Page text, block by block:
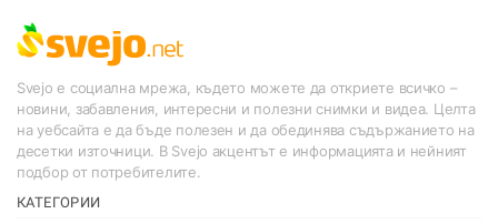
Svejo е социална мрежа, където можете да откриете всичко –
новини, забавления, интересни и полезни снимки и видеа. Целта
на уебсайта е да бъде полезен и да обединява съдържанието на
десетки източници. В Svejo акцентът е информацията и нейният
подбор от потребителите.
КАТЕГОРИИ